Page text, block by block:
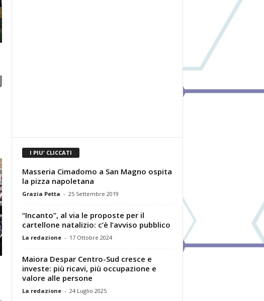
I PIU' CLICCATI
Masseria Cimadomo a San Magno ospita
la pizza napoletana
Grazia Petta - 25 Settembre 2019
“Incanto”, al via le proposte per il
cartellone natalizio: c’è l’avviso pubblico
La redazione - 17 Ottobre 2024
Maiora Despar Centro-Sud cresce e
investe: più ricavi, più occupazione e
valore alle persone
La redazione - 24 Luglio 2025